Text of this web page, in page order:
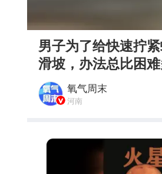
男子为了给快速拧
滑坡，办法总比困
氧气周末
河南